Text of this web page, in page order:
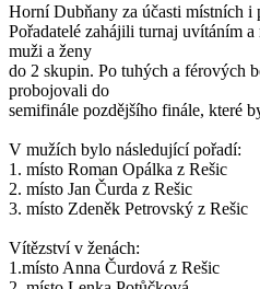
Horní Dubňany za účasti místních i
Pořadatelé zahájili turnaj uvítáním
muži a ženy
do 2 skupin. Po tuhých a férových
probojovali do
semifinále pozdějšího finále, které
V mužích bylo následující
1. místo Roman Opálka z
2. místo Jan Čurda z
3. místo Zdeněk Petrovský z
Vítězství v ženách:
1.místo Anna Čurdová z Rešic